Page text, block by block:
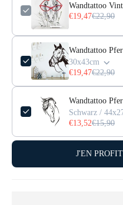
Wandtattoo
€19,47€22,90
Wandtattoo
30x43cm
€19,47€22,90
Wandtattoo
Schwarz /
€13,52€15,90
J'EN